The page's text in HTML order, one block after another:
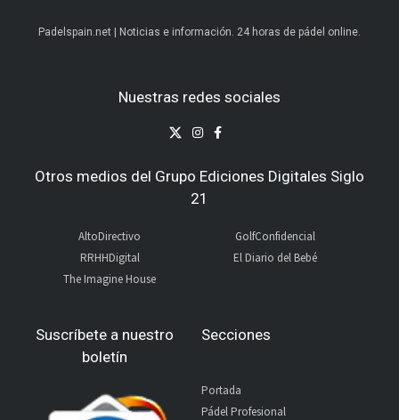
Padelspain.net | Noticias e información. 24 horas de pádel online.
Nuestras redes sociales
Otros medios del Grupo Ediciones Digitales Siglo
21
AltoDirectivo
RRHHDigital
The Imagine House
GolfConfidencial
El Diario del Bebé
Suscríbete a nuestro
boletín
Secciones
Portada
Pádel Profesional